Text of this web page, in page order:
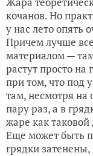
кочанов. Но
у нас лето опять
Причем лучше
материалом —
растут просто на
при том, что под
там, несмотря на
пару раз, а в
жаре как
Еще может быть
грядки